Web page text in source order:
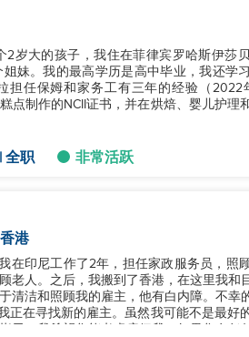
岁大的孩子，我住在菲律宾罗哈斯伊莎
妹。我的最高学历是高中毕业，我还学
担任保姆和家务工有三年的经验（2022
点制作的NCII证书，并在烘焙、婴儿护理
全职 非常活跃
香港
在印尼工作了2年，担任家政服务员，照
老人。之后，我搬到了香港，在这里我和
清洁和照顾我的雇主，他有白内障。不幸
正在寻找新的雇主。虽然我可能不是最好